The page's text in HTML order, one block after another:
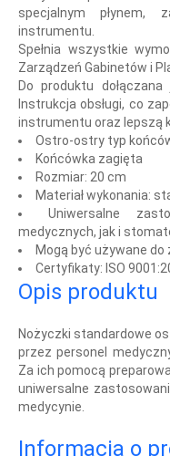
specjalnym płynem,
instrumentu.
Spełnia wszystkie
Zarządzeń Gabinetów i
Do produktu
Instrukcja obsługi, co
instrumentu oraz lepszą
Ostro-ostry typ
Końcówka zagięta
Rozmiar: 20 cm
Materiał wykonania:
Uniwersalne
medycznych, jak i
Mogą być używane
Certyfikaty: ISO
Opis produktu
Nożyczki standardowe
przez personel
Za ich pomocą
uniwersalne
medycynie.
Informacja o